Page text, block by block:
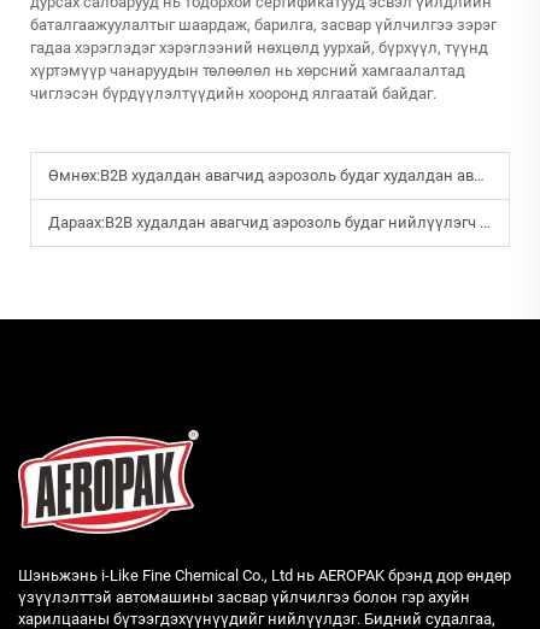
баталгаажуулалтыг шаардаж, барилга, засвар үйлчилгээ зэрэг
гадаа хэрэглэдэг хэрэглээний нөхцөлд уурхай, бүрхүүл, түүнд
хүртэмүүр чанаруудын төлөөлөл нь хөрсний хамгаалалтад
чиглэсэн бүрдүүлэлтүүдийн хооронд ялгаатай байдаг.
Өмнөх:B2B худалдан авагчид аэрозоль будаг худалдан авахдаа номиналь захиалга хийхийг яагаад хүлээж буй?
Дараах:B2B худалдан авагчид аэрозоль будаг нийлүүлэгч сонгохын өмнө ямар асуулт задлан шинжлэх вин?
Шэньжэнь i-Like Fine Chemical Co., Ltd нь AEROPAK брэнд дор өндөр
үзүүлэлттэй автомашины засвар үйлчилгээ болон гэр ахуйн
харилцааны бүтээгдэхүүнүүдийг нийлүүлдэг. Бидний судалгаа,